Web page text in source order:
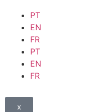
PT
EN
FR
PT
EN
FR
x